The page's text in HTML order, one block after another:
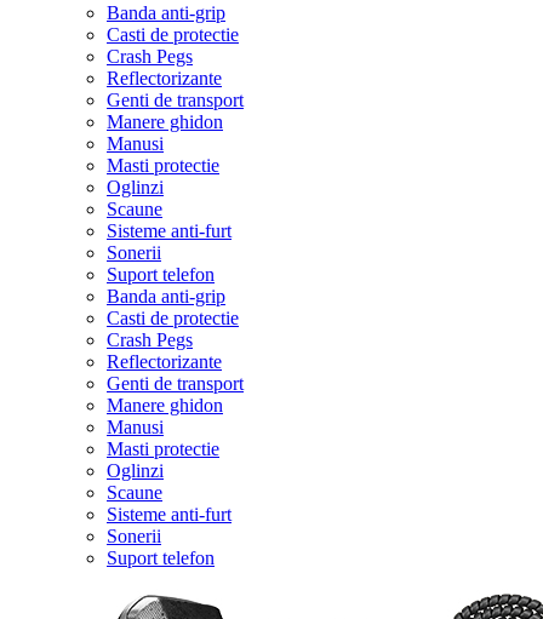
Banda anti-grip
Casti de protectie
Crash Pegs
Reflectorizante
Genti de transport
Manere ghidon
Manusi
Masti protectie
Oglinzi
Scaune
Sisteme anti-furt
Sonerii
Suport telefon
Banda anti-grip
Casti de protectie
Crash Pegs
Reflectorizante
Genti de transport
Manere ghidon
Manusi
Masti protectie
Oglinzi
Scaune
Sisteme anti-furt
Sonerii
Suport telefon